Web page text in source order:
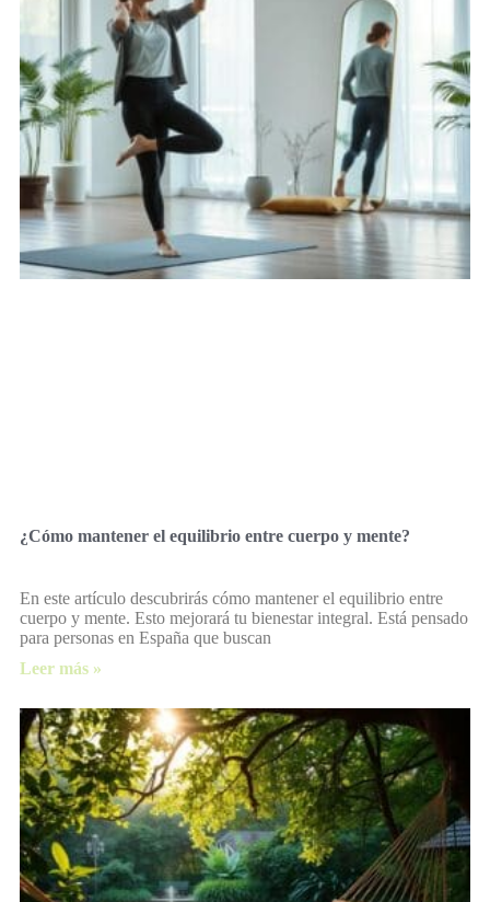
¿Cómo mantener el equilibrio entre cuerpo y mente?
En este artículo descubrirás cómo mantener el equilibrio entre
cuerpo y mente. Esto mejorará tu bienestar integral. Está pensado
para personas en España que buscan
Leer más »